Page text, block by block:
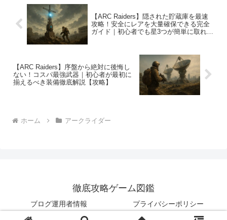
【ARC Raiders】隠された貯蔵庫を最速
攻略！安全にレアを大量確保できる完全
ガイド｜初心者でも星3つが簡単に取れる
【ARC Raiders】序盤から絶対に後悔し
ない！コスパ最強武器｜初心者が最初に
揃えるべき装備徹底解説【攻略】
ホーム アークライダー
徹底攻略ゲーム図鑑
ブログ運用者情報 プライバシーポリシー